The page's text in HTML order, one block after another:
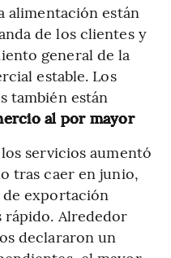
alimentación están
de los clientes y
general de la
estable. Los
también están
al por mayor
servicios aumentó
tras caer en junio,
exportación
Alrededor
declararon un